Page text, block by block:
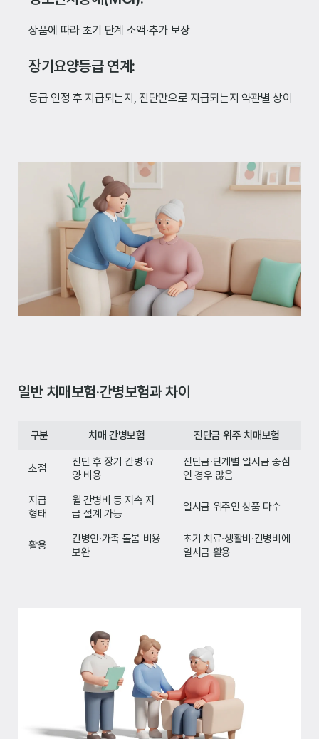
상품에 따라 초기 단계 소액·추가 보장
장기요양등급 연계:
등급 인정 후 지급되는지, 진단만으로 지급되는지 약관별 상이
일반 치매보험·간병보험과 차이
구분 치매 간병보험 진단금 위주 치매보험
초점
진단 후 장기 간병·요
양 비용
진단금·단계별 일시금 중심
인 경우 많음
지급
형태
월 간병비 등 지속 지
급 설계 가능
일시금 위주인 상품 다수
활용
간병인·가족 돌봄 비용
보완
초기 치료·생활비·간병비에
일시금 활용